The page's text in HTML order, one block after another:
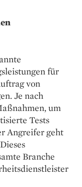
für
von
Je nach
um
Tests
Angreifer geht
Branche